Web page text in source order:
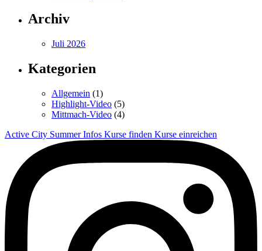
Archiv
Juli 2026
Kategorien
Allgemein (1)
Highlight-Video (5)
Mittmach-Video (4)
Active City SummerInfos Kurse finden Kurse einreichen